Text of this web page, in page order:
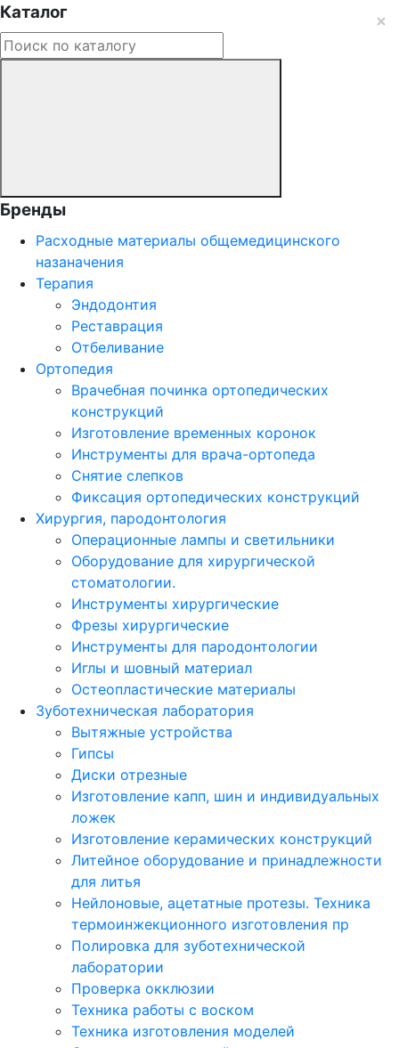
Каталог
Бренды
Расходные материалы общемедицинского
назаначения
Терапия
Эндодонтия
Реставрация
Отбеливание
Ортопедия
Врачебная починка ортопедических
конструкций
Изготовление временных коронок
Инструменты для врача-ортопеда
Снятие слепков
Фиксация ортопедических конструкций
Хирургия, пародонтология
Операционные лампы и светильники
Оборудование для хирургической
стоматологии.
Инструменты хирургические
Фрезы хирургические
Инструменты для пародонтологии
Иглы и шовный материал
Остеопластические материалы
Зуботехническая лаборатория
Вытяжные устройства
Гипсы
Диски отрезные
Изготовление капп, шин и индивидуальных
ложек
Изготовление керамических конструкций
Литейное оборудование и принадлежности
для литья
Нейлоновые, ацетатные протезы. Техника
термоинжекционного изготовления пр
Полировка для зуботехнической
лаборатории
Проверка окклюзии
Техника работы с воском
Техника изготовления моделей